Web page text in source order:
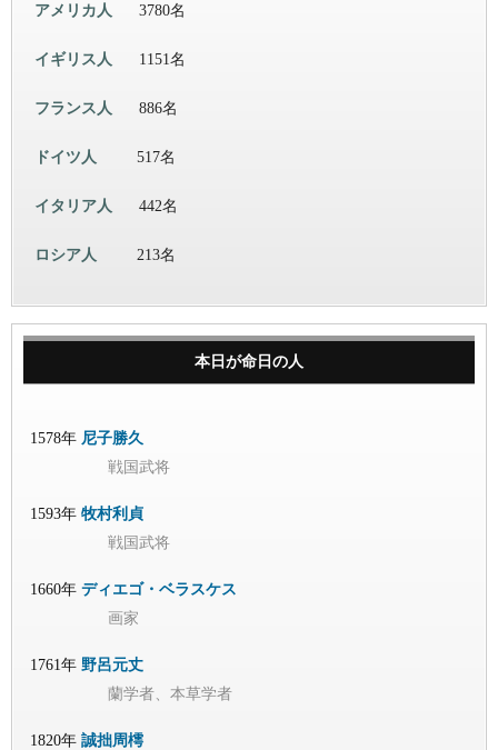
アメリカ人 3780名
イギリス人 1151名
フランス人 886名
ドイツ人 517名
イタリア人 442名
ロシア人 213名
本日が命日の人
1578年 尼子勝久
戦国武将
1593年 牧村利貞
戦国武将
1660年 ディエゴ・ベラスケス
画家
1761年 野呂元丈
蘭学者、本草学者
1820年 誠拙周樗